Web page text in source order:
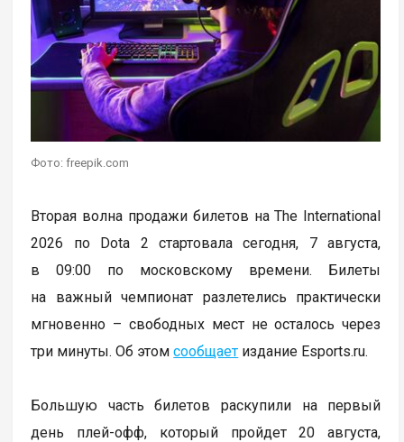
Фото: freepik.com
Вторая волна продажи билетов на The International
2026 по Dota 2 стартовала сегодня, 7 августа,
в 09:00 по московскому времени. Билеты
на важный чемпионат разлетелись практически
мгновенно – свободных мест не осталось через
три минуты. Об этомсообщает издание Esports.ru.
Большую часть билетов раскупили на первый
день плей-офф, который пройдет 20 августа,